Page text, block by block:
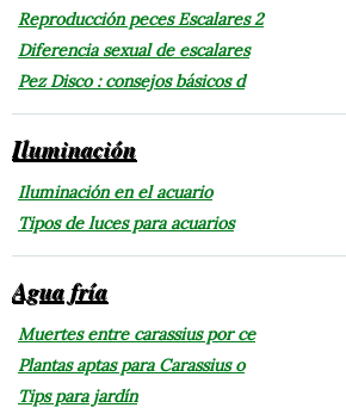
Reproducción peces Escalares 2
Diferencia sexual de escalares
Pez Disco : consejos básicos d
Iluminación
Iluminación en el acuario
Tipos de luces para acuarios
Agua fría
Muertes entre carassius por ce
Plantas aptas para Carassius o
Tips para jardín